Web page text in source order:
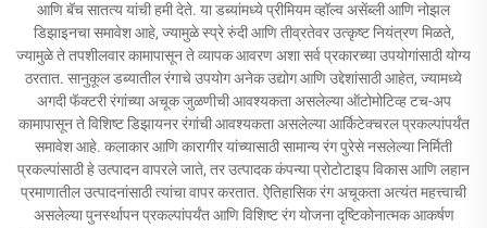
आणि बॅच सातत्य यांची हमी देते. या डब्यांमध्ये प्रीमियम व्हॉल्व असेंब्ली आणि नोझल
डिझाइनचा समावेश आहे, ज्यामुळे स्प्रे रुंदी आणि तीव्रतेवर उत्कृष्ट नियंत्रण मिळते,
ज्यामुळे ते तपशीलवार कामापासून ते व्यापक आवरण अशा सर्व प्रकारच्या उपयोगांसाठी योग्य
ठरतात. सानुकूल डब्यातील रंगाचे उपयोग अनेक उद्योग आणि उद्देशांसाठी आहेत, ज्यामध्ये
अगदी फॅक्टरी रंगांच्या अचूक जुळणीची आवश्यकता असलेल्या ऑटोमोटिव्ह टच-अप
कामापासून ते विशिष्ट डिझायनर रंगांची आवश्यकता असलेल्या आर्किटेक्चरल प्रकल्पांपर्यंत
समावेश आहे. कलाकार आणि कारागीर यांच्यासाठी सामान्य रंग पुरेसे नसलेल्या निर्मिती
प्रकल्पांसाठी हे उत्पादन वापरले जाते, तर उत्पादक कंपन्या प्रोटोटाइप विकास आणि लहान
प्रमाणातील उत्पादनांसाठी त्यांचा वापर करतात. ऐतिहासिक रंग अचूकता अत्यंत महत्त्वाची
असलेल्या पुनर्स्थापन प्रकल्पांपर्यंत आणि विशिष्ट रंग योजना दृष्टिकोनात्मक आकर्षण